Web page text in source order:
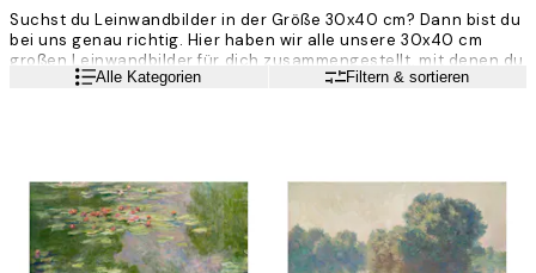
Suchst du Leinwandbilder in der Größe 30x40 cm? Dann bist du
bei uns genau richtig. Hier haben wir alle unsere 30x40 cm
großen Leinwandbilder für dich zusammengestellt, mit denen du
dein Zuhause dekorieren kannst. Trendige und qualitativ
WeiterlesenAlle Kategorien Filtern & sortieren